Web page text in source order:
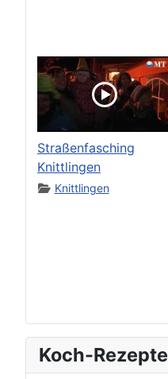
Straßenfasching
Knittlingen
Knittlingen
Koch-Rezepte